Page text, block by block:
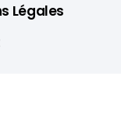
Légales